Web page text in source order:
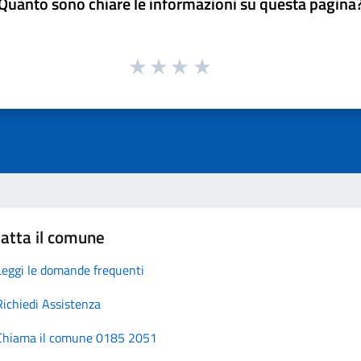
il comune
le domande frequenti
Assistenza
il comune 0185 2051